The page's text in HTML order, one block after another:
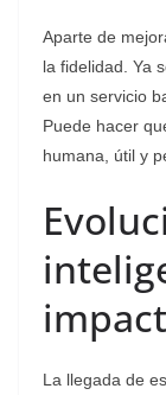
Aparte de
la fidelidad. Ya
en un servicio
Puede hacer
humana, útil y
La llegada de